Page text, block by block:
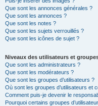
Que sont les annonces générales ?
Que sont les annonces ?
Que sont les notes ?
Que sont les sujets verrouillés ?
Que sont les icônes de sujet ?
Niveaux des utilisateurs et
Que sont les administrateurs ?
Que sont les modérateurs ?
Que sont les groupes d’utilisateurs ?
Où sont les groupes d’utilisateurs et
Comment puis-je devenir le
Pourquoi certains groupes